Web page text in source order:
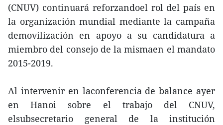
(CNUV) continuará reforzandoel rol del país en
la organización mundial mediante la campaña
demovilización en apoyo a su candidatura a
miembro del consejo de la mismaen el mandato
2015-2019.
Al intervenir en laconferencia de balance ayer
en Hanoi sobre el trabajo del CNUV,
elsubsecretario general de la institución